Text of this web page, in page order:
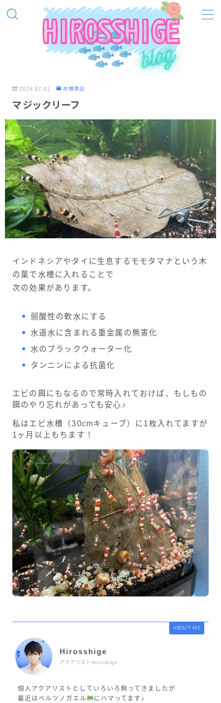
ピラニアノタータス
ピラニアナッテリー
ブラックビーシュリンプ
レッドビーシュリンプ
メンテナンス
メンテナンス（熱帯魚）
メンテナンス（季節別）
アクアリウム用品
繁殖計画
ベルツノガエル繁殖計画
ピラニアのえさ
ベルツノガエルのえさ
カエル事故
ピラニアの事故
ビーシュリンプの事故
ヤフオク！出品
売れました！
ヤフオク！出品中！
その他
プライバシーポリシー
雑記帳（日常）
雑記帳（アクアリウム関係）
2024.07.01 水槽用品
マジックリーフ
インドネシアやタイに生息するモモタマナという木
の葉で水槽に入れることで
次の効果があります。
弱酸性の軟水にする
水道水に含まれる重金属の無害化
水のブラックウォーター化
タンニンによる抗菌化
エビの餌にもなるので常時入れておけば、もしもの
餌のやり忘れがあっても安心♪
私はエビ水槽（30cmキューブ）に1枚入れてますが
1ヶ月以上もちます！
ABOUT ME
Hirosshige
アクアリストHirosshige
個人アクアリストとしていろいろ飼ってきましたが
最近はベルツノガエル
にハマってます♪